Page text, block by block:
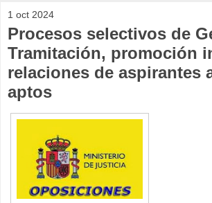
1 oct 2024
Procesos selectivos de
Tramitación, promoción
relaciones de aspirantes
aptos